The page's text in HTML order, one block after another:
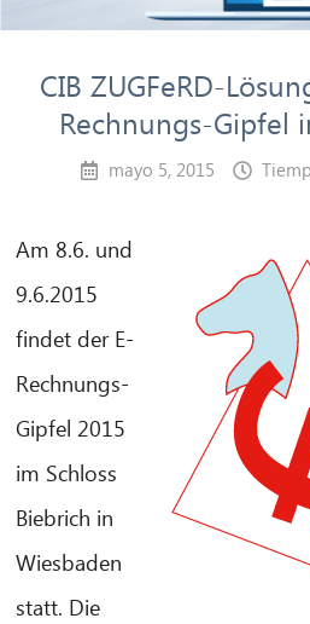
CIB ZUGFeRD-
Rechnungs-Gipfel
mayo 5, 2015
Am 8.6. und
9.6.2015
findet der E-
Rechnungs-
Gipfel 2015
im Schloss
Biebrich in
Wiesbaden
statt. Die